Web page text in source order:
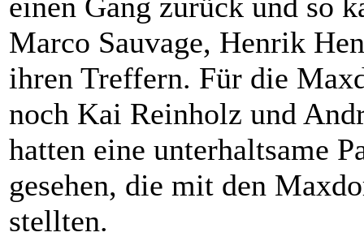
Marco Sauvage, Henrik
ihren Treffern. Für die
noch Kai Reinholz und
hatten eine unterhaltsame
gesehen, die mit den
stellten.